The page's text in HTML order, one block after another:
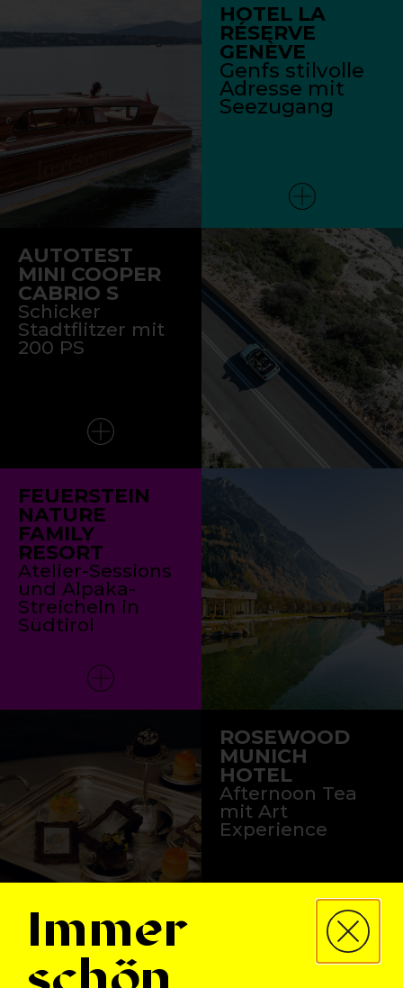
HOTEL LA
RÉSERVE
GENÈVE
Genfs stilvolle
Adresse mit
Seezugang
AUTOTEST
MINI COOPER
CABRIO S
Schicker
Stadtflitzer mit
200 PS
FEUERSTEIN
NATURE
FAMILY
RESORT
Atelier-Sessions
und Alpaka-
Streicheln in
Südtirol
ROSEWOOD
MUNICH
HOTEL
Afternoon Tea
mit Art
Experience
Immer